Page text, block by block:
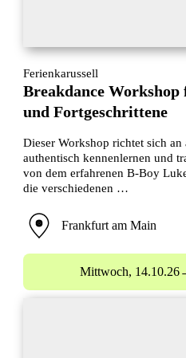
Ferienkarussell
Breakdance
und Fortgeschrittene
Dieser Workshop richtet sich an
authentisch kennenlernen und
von dem erfahrenen B-Boy
die verschiedenen …
Frankfurt am Main
Mittwoch, 14.10.26